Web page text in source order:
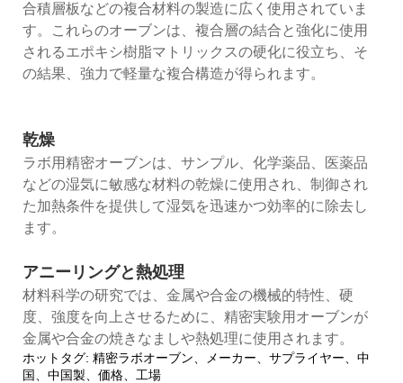
合積層板などの複合材料の製造に広く使用されていま
す。これらのオーブンは、複合層の結合と強化に使用
されるエポキシ樹脂マトリックスの硬化に役立ち、そ
の結果、強力で軽量な複合構造が得られます。
乾燥
ラボ用精密オーブンは、サンプル、化学薬品、医薬品
などの湿気に敏感な材料の乾燥に使用され、制御され
た加熱条件を提供して湿気を迅速かつ効率的に除去し
ます。
アニーリングと熱処理
材料科学の研究では、金属や合金の機械的特性、硬
度、強度を向上させるために、精密実験用オーブ​​ンが
金属や合金の焼きなましや熱処理に使用されます。
ホットタグ: 精密ラボオーブン、メーカー、サプライヤー、中
国、中国製、価格、工場